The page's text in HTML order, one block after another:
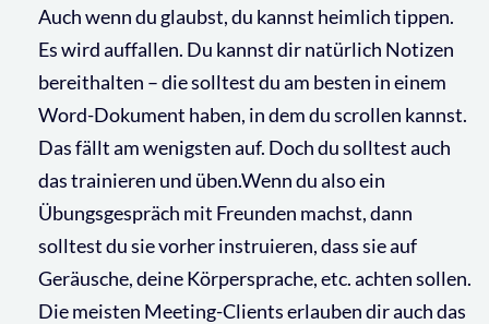
Auch wenn du glaubst, du kannst heimlich tippen.
Es wird auffallen. Du kannst dir natürlich Notizen
bereithalten – die solltest du am besten in einem
Word-Dokument haben, in dem du scrollen kannst.
Das fällt am wenigsten auf. Doch du solltest auch
das trainieren und üben.Wenn du also ein
Übungsgespräch mit Freunden machst, dann
solltest du sie vorher instruieren, dass sie auf
Geräusche, deine Körpersprache, etc. achten sollen.
Die meisten Meeting-Clients erlauben dir auch das